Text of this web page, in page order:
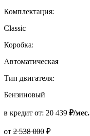
Комплектация:
Classic
Коробка:
Автоматическая
Тип двигателя:
Бензиновый
в кредит от: 20 439 ₽/мес.
от 2 538 000 ₽